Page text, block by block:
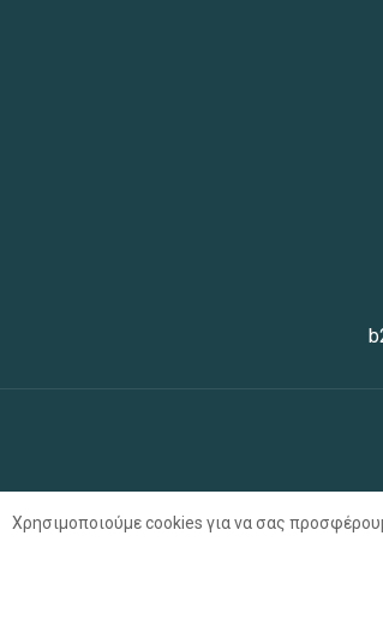
Χρησιμοποιούμε cookies για να σας